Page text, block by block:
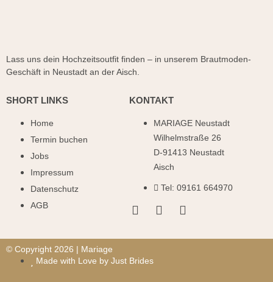
Lass uns dein Hochzeitsoutfit finden – in unserem Brautmoden-
Geschäft in Neustadt an der Aisch.
SHORT LINKS
Home
Termin buchen
Jobs
Impressum
Datenschutz
AGB
KONTAKT
MARIAGE Neustadt
Wilhelmstraße 26
D-91413 Neustadt
Aisch
Tel: 09161 664970
© Copyright 2026 | Mariage
Made with Love by Just Brides
ANRUFEN